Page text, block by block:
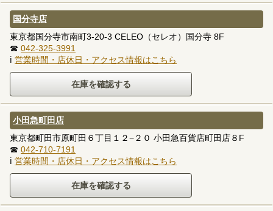
国分寺店
東京都国分寺市南町3-20-3 CELEO（セレオ）国分寺 8F
☎ 042-325-3991
ℹ 営業時間・店休日・アクセス情報はこちら
小田急町田店
東京都町田市原町田６丁目１２−２０ 小田急百貨店町田店８F
☎ 042-710-7191
ℹ 営業時間・店休日・アクセス情報はこちら